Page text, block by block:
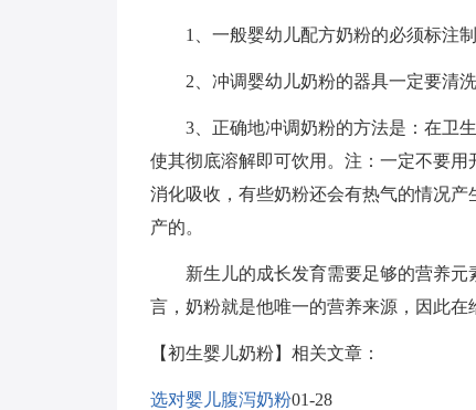
1、一般婴幼儿配方奶粉的必须标注制
2、冲调婴幼儿奶粉的器具一定要清洗
3、正确地冲调奶粉的方法是：在卫生
使其彻底溶解即可饮用。注：一定不要
消化吸收，有些奶粉还会有热气的情况
产的。
新生儿的成长发育需要足够的营养元
言，奶粉就是他唯一的营养来源，因此在
【初生婴儿奶粉】相关文章：
选对婴儿腹泻奶粉01-28